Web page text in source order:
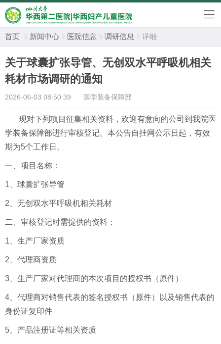
首页  新闻中心  医院信息  调研信息  详细
关于球囊扩张导管、无创双水平呼吸机相关
耗材市场调研的通知
2026-06-03 08:50:39 医学装备保障部
现对下列项目征集相关资料，欢迎有意向的公司到我院医
学装备保障部进行审核登记。本公告自挂网公示日起，有效
期为5个工作日。
一、项目名称：
1、球囊扩张导管
2、无创双水平呼吸机相关耗材
二、审核登记时需提供的资料：
1、生产厂家资质
2、代理商资质
3、生产厂家对代理商的本次项目的授权书（原件）
4、代理商对销售代表的签名授权书（原件）以及销售代表的
身份证复印件
5、产品注册证等相关资质